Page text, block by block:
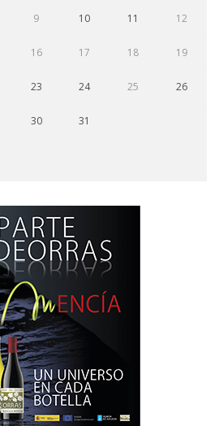
9 10 11 12
16 17 18 19
23 24 25 26
30 31